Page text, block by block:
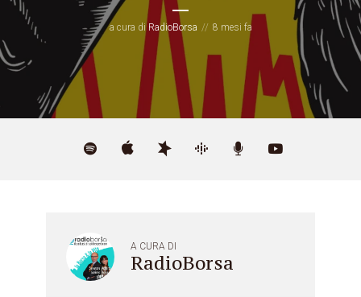
a cura di RadioBorsa 8 mesi fa
A CURA DI
RadioBorsa